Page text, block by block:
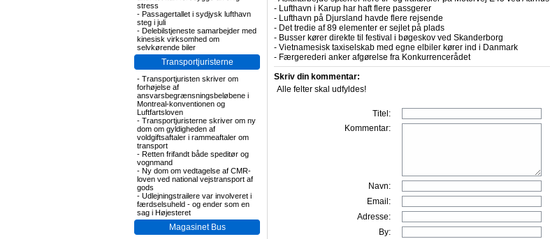
stress
- Passagertallet i sydjysk lufthavn
steg i juli
- Delebilstjeneste samarbejder med
kinesisk virksomhed om
selvkørende biler
Transportjuristerne
- Transportjuristen skriver om
forhøjelse af
ansvarsbegrænsningsbeløbene i
Montreal-konventionen og
Luftfartsloven
- Transportjuristerne skriver om ny
dom om gyldigheden af
voldgiftsaftaler i rammeaftaler om
transport
- Retten frifandt både speditør og
vognmand
- Ny dom om vedtagelse af CMR-
loven ved national vejstransport af
gods
- Udlejningstrailere var involveret i
færdselsuheld - og ender som en
sag i Højesteret
Magasinet Bus
- Lufthavn i Karup har haft flere passgerer
- Lufthavn på Djursland havde flere rejsende
- Det tredie af 89 elementer er sejlet på plads
- Busser kører direkte til festival i bøgeskov ved Skanderborg
- Vietnamesisk taxiselskab med egne elbiler kører ind i Danmark
- Færgerederi anker afgørelse fra Konkurrencerådet
Skriv din kommentar:
Alle felter skal udfyldes!
Titel:
Kommentar:
Navn:
Email:
Adresse:
By: